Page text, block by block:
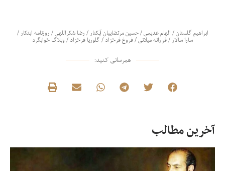
ابراهیم گلستان/الهام عدیمی/حسین مرتضاییان آبکنار/رضا شکراللهی/روزنامه ابتکار/
سارا سالار/فرزانه میلانی/فروغ فرخزاد/گلوریا فرخزاد/وبلاگ خوابگرد
همرسانی کنید:
آخرین مطالب